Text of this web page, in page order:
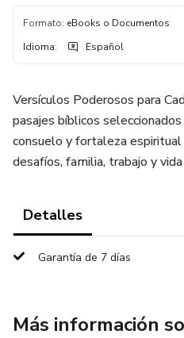
Formato: eBooks o Documentos
Idioma: Español
Versículos Poderosos para
pasajes bíblicos
consuelo y fortaleza
desafíos, familia, trabajo y
Detalles
Garantía de 7 días
Más información